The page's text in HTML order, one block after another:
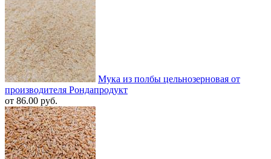
Мука из полбы цельнозерновая от
производителя Рондапродукт
от 86.00 руб.